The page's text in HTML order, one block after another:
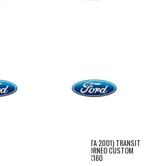
TRANSIT ( HASTA 2001) TRANSIT
CUSTOM,TOURNEO CUSTOM
5X160